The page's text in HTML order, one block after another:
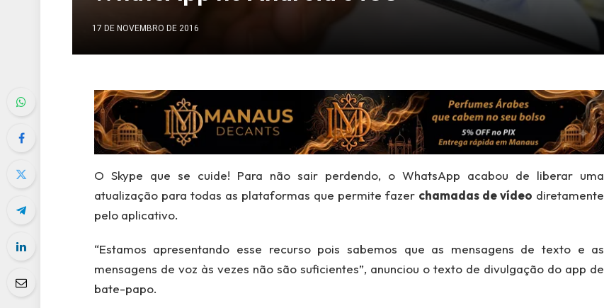
17 DE NOVEMBRO DE 2016
O Skype que se cuide! Para não sair perdendo, o WhatsApp acabou de liberar uma
atualização para todas as plataformas que permite fazer chamadas de vídeo diretamente
pelo aplicativo.
“Estamos apresentando esse recurso pois sabemos que as mensagens de texto e as
mensagens de voz às vezes não são suficientes”, anunciou o texto de divulgação do app de
bate-papo.